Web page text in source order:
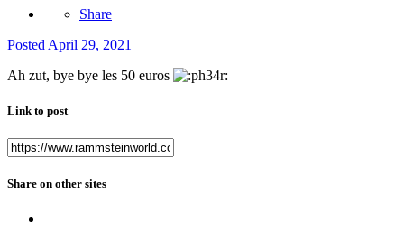
Share
Posted April 29, 2021
Ah zut, bye bye les 50 euros
Link to post
Share on other sites